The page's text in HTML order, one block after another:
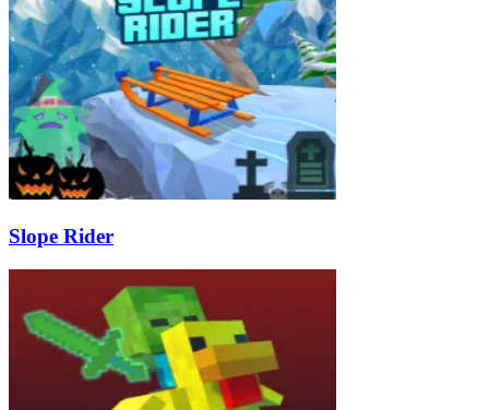
Slope Rider